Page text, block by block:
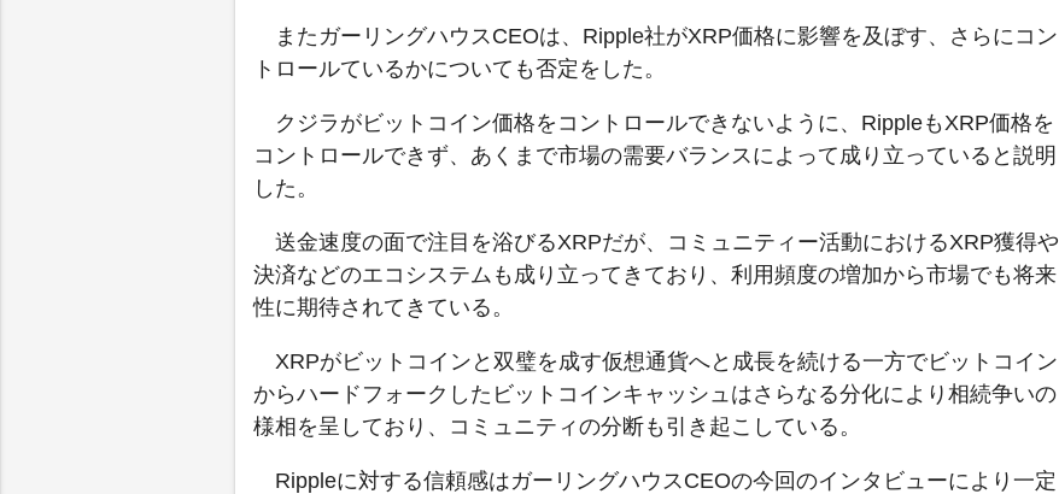
またガーリングハウスCEOは、Ripple社がXRP価格に影響を及ぼす、さらにコン
トロールているかについても否定をした。
クジラがビットコイン価格をコントロールできないように、RippleもXRP価格を
コントロールできず、あくまで市場の需要バランスによって成り立っていると説明
した。
送金速度の面で注目を浴びるXRPだが、コミュニティー活動におけるXRP獲得や
決済などのエコシステムも成り立ってきており、利用頻度の増加から市場でも将来
性に期待されてきている。
XRPがビットコインと双璧を成す仮想通貨へと成長を続ける一方でビットコイン
からハードフォークしたビットコインキャッシュはさらなる分化により相続争いの
様相を呈しており、コミュニティの分断も引き起こしている。
Rippleに対する信頼感はガーリングハウスCEOの今回のインタビューにより一定